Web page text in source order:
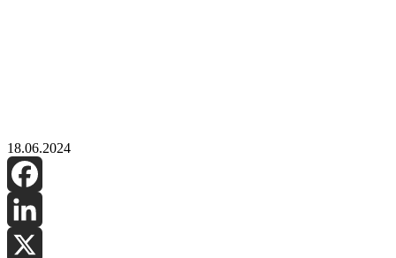
18.06.2024
Facebook
LinkedIn